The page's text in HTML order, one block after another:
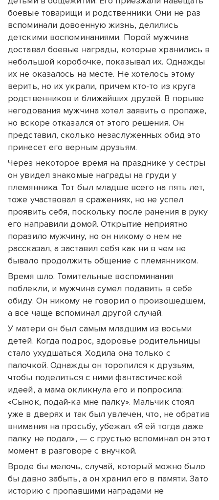
боевые товарищи и родственники. Они не раз
вспоминали довоенную жизнь, делились
детскими воспоминаниями. Порой мужчина
доставал боевые награды, которые хранились в
небольшой коробочке, показывал их. Однажды
их не оказалось на месте. Не хотелось этому
верить, но их украли, причем кто-то из круга
родственников и ближайших друзей. В порыве
негодования мужчина хотел заявить о пропаже,
но вскоре отказался от этого решения. Он
представил, сколько незаслуженных обид это
принесет его верным друзьям.
Через некоторое время на празднике у сестры
он увидел знакомые награды на груди у
племянника. Тот был младше всего на пять лет,
тоже участвовал в сражениях, но не успел
проявить себя, поскольку после ранения в руку
его направили домой. Открытие неприятно
поразило мужчину, но он никому о нем не
рассказал, а заставил себя как ни в чем не
бывало продолжить общение с племянником.
Время шло. Томительные воспоминания
поблекли, и мужчина сумел подавить в себе
обиду. Он никому не говорил о произошедшем,
а все чаще вспоминал другой случай.
У матери он был самым младшим из восьми
детей. Когда подрос, здоровье родительницы
стало ухудшаться. Ходила она только с
палочкой. Однажды он торопился к друзьям,
чтобы поделиться с ними фантастической
идеей, а мама окликнула его и попросила:
«Сынок, подай-ка мне палку». Мальчик стоял
уже в дверях и так был увлечен, что, не обратив
внимания на просьбу, убежал. «Я ей тогда даже
палку не подал», — с грустью вспоминал он этот
момент в разговоре с внучкой.
Вроде бы мелочь, случай, который можно было
бы давно забыть, а он хранил его в памяти. Зато
историю с пропавшими наградами не